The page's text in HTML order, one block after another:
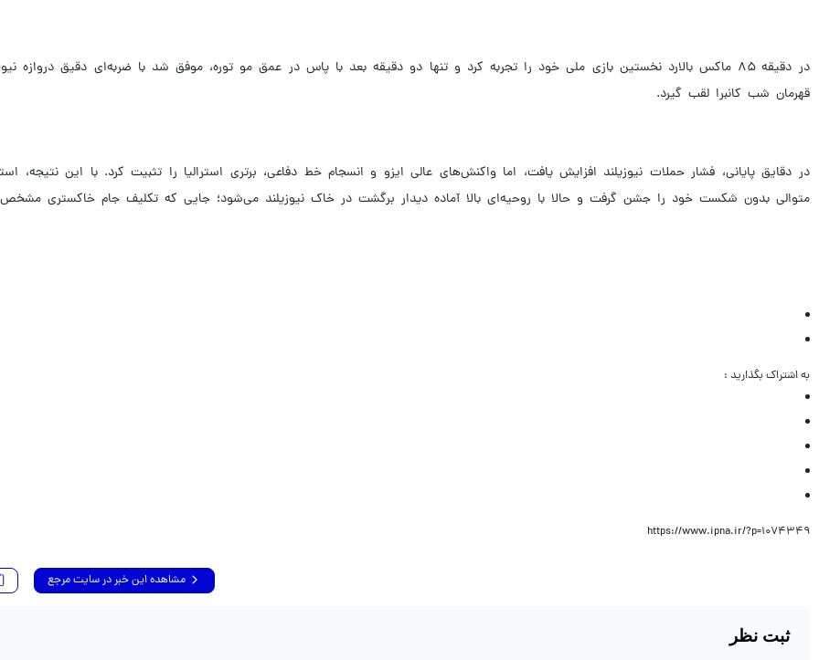
در دقیقه ۸۵ ماکس بالارد نخستین بازی ملی خود را تجربه کرد و تنها دو دقیقه بعد با پاس در عمق مو توره، موفق شد با ضربه‌ای دقیق دروازه
قهرمان شب کانبرا لقب گیرد.
در دقایق پایانی، فشار حملات نیوزیلند افزایش یافت، اما واکنش‌های عالی ایزو و انسجام خط دفاعی، برتری استرالیا را تثبیت کرد. با این نتیجه،
متوالی بدون شکست خود را جشن گرفت و حالا با روحیه‌ای بالا آماده دیدار برگشت در خاک نیوزیلند می‌شود؛ جایی که تکلیف جام خاکستری
به اشتراک بگذارید :
https://www.ipna.ir/?p=1074349
مشاهده این خبر در سایت مرجع